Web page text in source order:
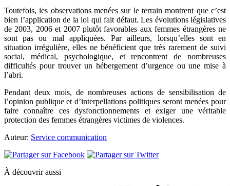
Toutefois, les observations menées sur le terrain montrent que c’est
bien l’application de la loi qui fait défaut. Les évolutions législatives
de 2003, 2006 et 2007 plutôt favorables aux femmes étrangères ne
sont pas ou mal appliquées. Par ailleurs, lorsqu’elles sont en
situation irrégulière, elles ne bénéficient que très rarement de suivi
social, médical, psychologique, et rencontrent de nombreuses
difficultés pour trouver un hébergement d’urgence ou une mise à
l’abri.
Pendant deux mois, de nombreuses actions de sensibilisation de
l’opinion publique et d’interpellations politiques seront menées pour
faire connaître ces dysfonctionnements et exiger une véritable
protection des femmes étrangères victimes de violences.
Auteur: Service communication
À découvrir aussi